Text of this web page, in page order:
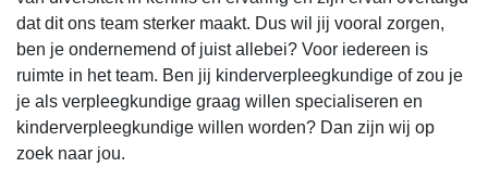
dat dit ons team sterker maakt. Dus wil jij vooral zorgen,
ben je ondernemend of juist allebei? Voor iedereen is
ruimte in het team. Ben jij kinderverpleegkundige of zou je
je als verpleegkundige graag willen specialiseren en
kinderverpleegkundige willen worden? Dan zijn wij op
zoek naar jou.